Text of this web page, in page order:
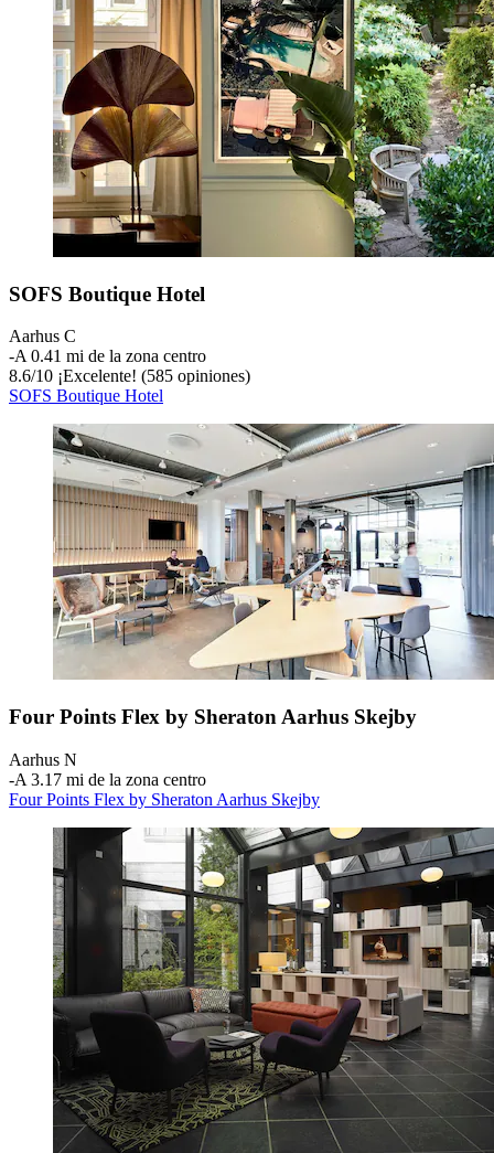
SOFS Boutique Hotel
Aarhus C
‐A 0.41 mi de la zona centro
8.6/10 ¡Excelente! (585 opiniones)
SOFS Boutique Hotel
Four Points Flex by Sheraton Aarhus Skejby
Aarhus N
‐A 3.17 mi de la zona centro
Four Points Flex by Sheraton Aarhus Skejby